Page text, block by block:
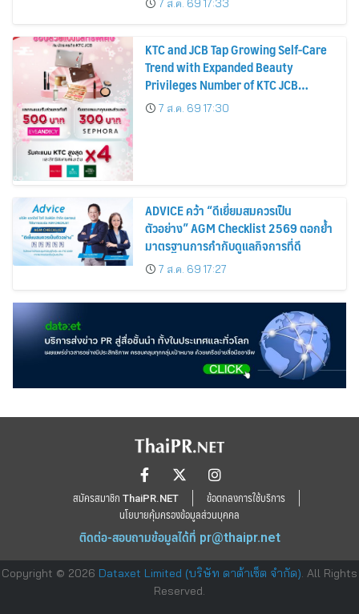
7 ส.ค. 69 17:33
KTC and JCB Tap Growing Self-Care
Trend with Expanded Beauty
Privileges Number of KTC JCB
Cardmembers Spending on
Cosmetics Rises 26%
7 ส.ค. 69 17:30
ADVICE คว้า “ดีเยี่ยมสมควรเป็น
ตัวอย่าง” AGM Checklist 2569 ตอกย้ำ
มาตรฐานการกำกับดูแลกิจการที่ดี
7 ส.ค. 69 17:27
สมัครสมาชิก ThaiPR.NET
ข้อตกลงการใช้บริการ
นโยบายคุ้มครองข้อมูลส่วนบุคคล
ติดต่อ-สอบถามข้อมูลได้ที่ pr@thaipr.net
Copyright © 2026 Dataxet Limited (บริษัท ดาต้าเซ็ต จำกัด). All Rights
Reserved.